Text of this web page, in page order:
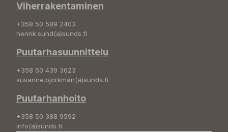
Viherrakentaminen
+358 50 589 2403
henrik.sund(a)sunds.fi
Puutarhasuunnittelu
+358 50 439 3623
susanne.bjorkman(a)sunds.fi
Puutarhanhoito
+358 50 388 9592
info(a)sunds.fi